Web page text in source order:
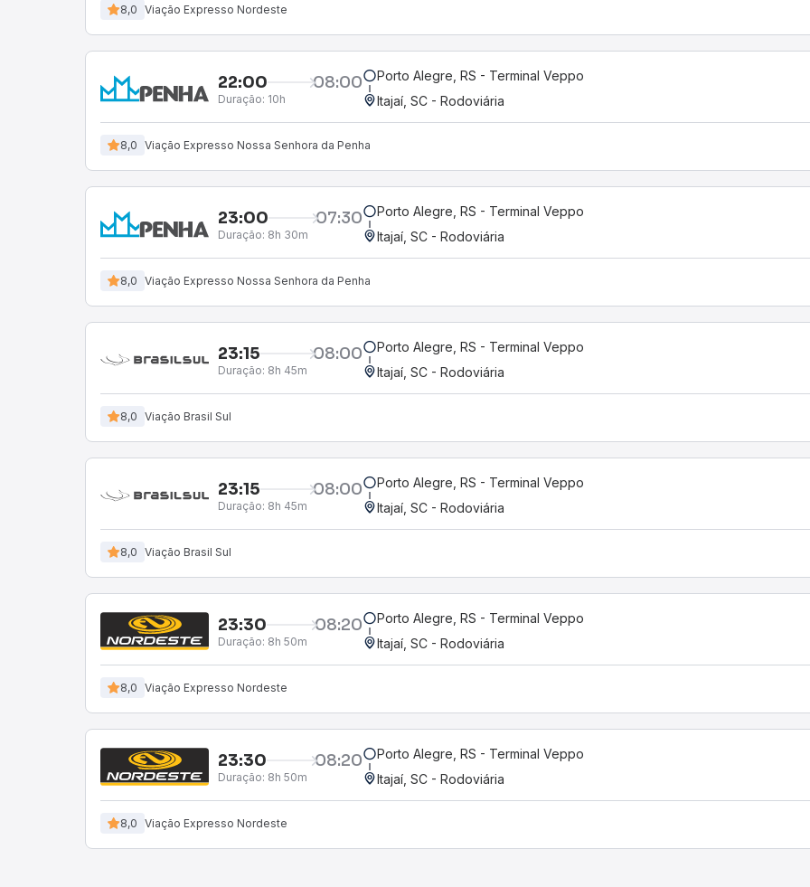
8,0 Viação Expresso Nordeste
22:00 08:00
Duração: 10h
Porto Alegre, RS - Terminal Veppo
Itajaí, SC - Rodoviária
8,0 Viação Expresso Nossa Senhora da Penha
23:00 07:30
Duração: 8h 30m
Porto Alegre, RS - Terminal Veppo
Itajaí, SC - Rodoviária
8,0 Viação Expresso Nossa Senhora da Penha
23:15 08:00
Duração: 8h 45m
Porto Alegre, RS - Terminal Veppo
Itajaí, SC - Rodoviária
8,0 Viação Brasil Sul
23:15 08:00
Duração: 8h 45m
Porto Alegre, RS - Terminal Veppo
Itajaí, SC - Rodoviária
8,0 Viação Brasil Sul
23:30 08:20
Duração: 8h 50m
Porto Alegre, RS - Terminal Veppo
Itajaí, SC - Rodoviária
8,0 Viação Expresso Nordeste
23:30 08:20
Duração: 8h 50m
Porto Alegre, RS - Terminal Veppo
Itajaí, SC - Rodoviária
8,0 Viação Expresso Nordeste